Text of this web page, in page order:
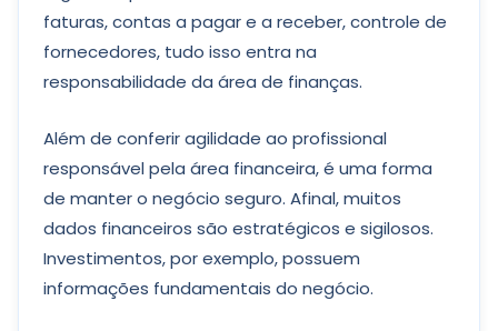
faturas, contas a pagar e a receber, controle de
fornecedores, tudo isso entra na
responsabilidade da área de finanças.
Além de conferir agilidade ao profissional
responsável pela área financeira, é uma forma
de manter o negócio seguro. Afinal, muitos
dados financeiros são estratégicos e sigilosos.
Investimentos, por exemplo, possuem
informações fundamentais do negócio.